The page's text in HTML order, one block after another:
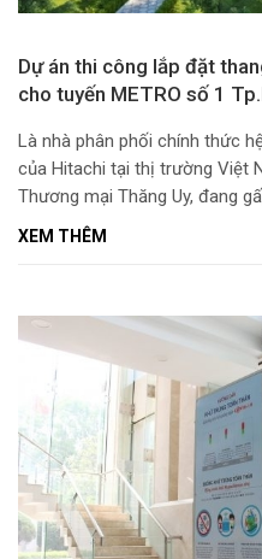
Dự án thi công lắp đặt
cho tuyến METRO số 1
Là nhà phân phối chính thức
của Hitachi tại thị trường Việt
Thương mại Thăng Uy, đang
63 thiết bị bao gồm 32 thang
XEM THÊM